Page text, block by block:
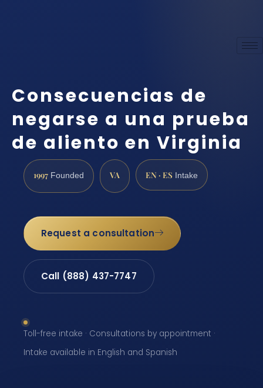
Consecuencias de
negarse a una prueba
de aliento en Virginia
1997 Founded VA EN · ES Intake
Request a consultation
Call (888) 437-7747
Toll-free intake · Consultations by appointment ·
Intake available in English and Spanish